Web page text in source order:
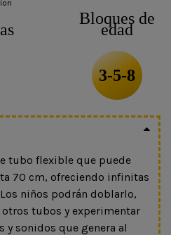
Bloques de
edad
3-5-8
tubo flexible que puede
70 cm, ofreciendo infinitas
niños podrán doblarlo,
tubos y experimentar
y sonidos que genera al